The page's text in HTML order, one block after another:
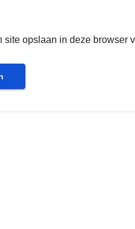
site opslaan in deze browser